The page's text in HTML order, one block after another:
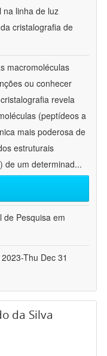
na linha de luz
cristalografia de
macromoléculas
ou conhecer
revela
(peptídeos a
mais poderosa de
estruturais
de um determinad...
de Pesquisa em
Thu Dec 31
da Silva